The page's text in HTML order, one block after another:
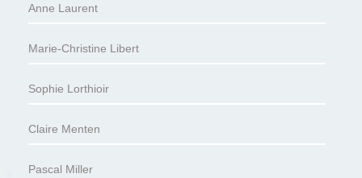
Anne Laurent
Marie-Christine Libert
Sophie Lorthioir
Claire Menten
Pascal Miller